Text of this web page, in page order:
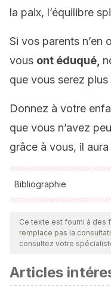
la paix, l’équilibre
Si vos parents n’en
vous ont éduqué,
que vous serez plus
Donnez à votre
que vous n’avez
grâce à vous, il
Bibliographie
Toutes les sources
par notre équipe pour
actualité et leur validité.
ou scientifique
Southgate, V.,
Ce texte est fourni à des
remplace pas la
consultez votre
Articles